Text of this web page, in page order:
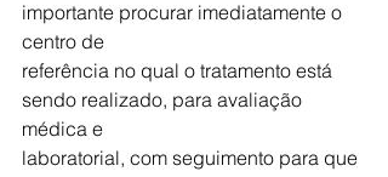
importante procurar imediatamente o
centro de
referência no qual o tratamento está
sendo realizado, para avaliação
médica e
laboratorial, com seguimento para que